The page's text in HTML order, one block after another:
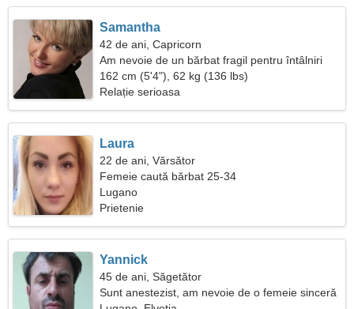
Samantha
42 de ani, Capricorn
Am nevoie de un bărbat fragil pentru întâlniri
162 cm (5'4"), 62 kg (136 lbs)
Relație serioasa
Laura
22 de ani, Vărsător
Femeie caută bărbat 25-34
Lugano
Prietenie
Yannick
45 de ani, Săgetător
Sunt anestezist, am nevoie de o femeie sinceră